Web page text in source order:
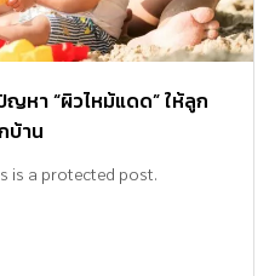
หา “ผิวไหม้แดด” ให้ลูก
บ้าน
is a protected post.